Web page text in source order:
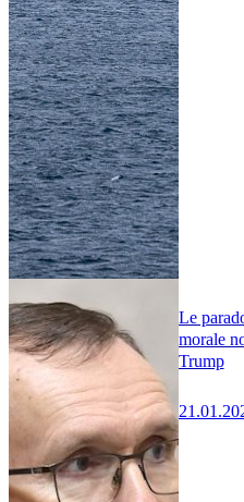
Le
morale
Trump